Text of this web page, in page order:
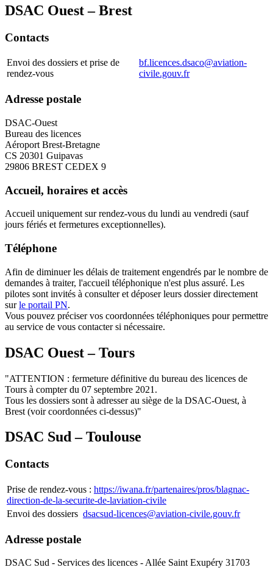
DSAC Ouest – Brest
Contacts
Envoi des dossiers et prise de
rendez-vous
bf.licences.dsaco@aviation-
civile.gouv.fr
Adresse postale
DSAC-Ouest
Bureau des licences
Aéroport Brest-Bretagne
CS 20301 Guipavas
29806 BREST CEDEX 9
Accueil, horaires et accès
Accueil uniquement sur rendez-vous du lundi au vendredi (sauf
jours fériés et fermetures exceptionnelles).
Téléphone
Afin de diminuer les délais de traitement engendrés par le nombre de
demandes à traiter, l'accueil téléphonique n'est plus assuré. Les
pilotes sont invités à consulter et déposer leurs dossier directement
surle portail PN.
Vous pouvez préciser vos coordonnées téléphoniques pour permettre
au service de vous contacter si nécessaire.
DSAC Ouest – Tours
"ATTENTION : fermeture définitive du bureau des licences de
Tours à compter du 07 septembre 2021.
Tous les dossiers sont à adresser au siège de la DSAC-Ouest, à
Brest (voir coordonnées ci-dessus)"
DSAC Sud – Toulouse
Contacts
Prise de rendez-vous : https://iwana.fr/partenaires/pros/blagnac-
direction-de-la-securite-de-laviation-civile
Envoi des dossiers dsacsud-licences@aviation-civile.gouv.fr
Adresse postale
DSAC Sud - Services des licences - Allée Saint Exupéry 31703